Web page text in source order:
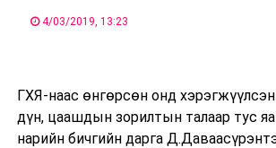
4/03/2019, 13:23
ГХЯ-наас өнгөрсөн онд
дүн, цаашдын зорилтын талаар тус
нарийн бичгийн дарга